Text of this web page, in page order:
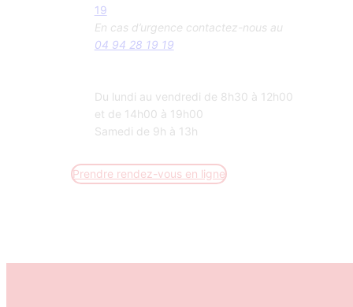
19
En cas d’urgence contactez-nous au
04 94 28 19 19
Du lundi au vendredi de 8h30 à 12h00
et de 14h00 à 19h00
Samedi de 9h à 13h
Prendre rendez-vous en ligne